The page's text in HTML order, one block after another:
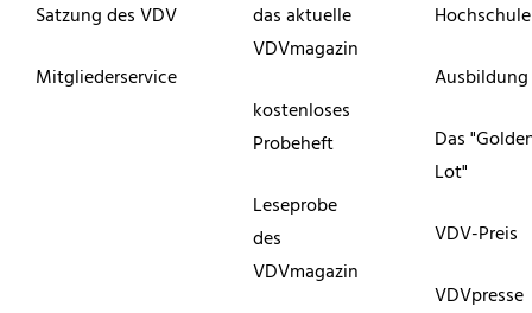
Satzung des VDV
Mitgliederservice
das aktuelle
VDVmagazin
kostenloses
Probeheft
Leseprobe
des
VDVmagazin
Ausbildung
Das
Lot"
VDV-Preis
VDVpresse